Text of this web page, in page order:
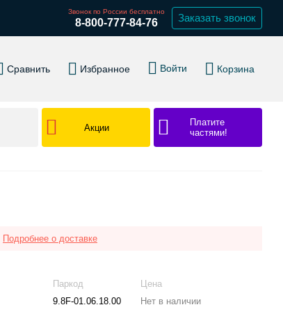
Звонок по России бесплатно
8-800-777-84-76 Заказать звонок
Сравнить Избранное Войти Корзина
Акции
Платите
частями!
Подробнее о доставке
Паркод
Цена
9.8F-01.06.18.00 Нет в наличии